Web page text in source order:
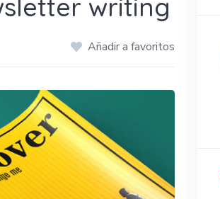
writing
Añadir a favoritos